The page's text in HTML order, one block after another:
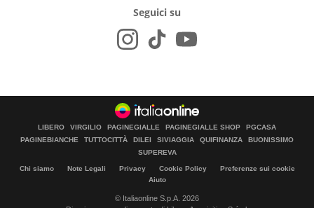
Seguici su
LIBERO VIRGILIO PAGINEGIALLE PAGINEGIALLE SHOP
PGCASA
PAGINEBIANCHE
TUTTOCITTÀ DILEI SIVIAGGIA QUIFINANZA
BUONISSIMO
SUPEREVA
Chi siamo Note Legali Privacy Cookie Policy
Preferenze sui cookie
Aiuto
© Italiaonline S.p.A. 2026